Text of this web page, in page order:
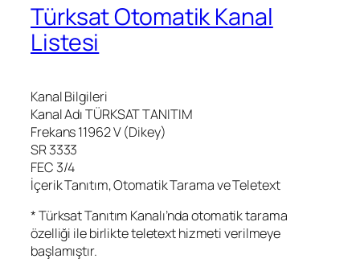
Türksat Otomatik Kanal
Listesi
Kanal Bilgileri
Kanal Adı TÜRKSAT TANITIM
Frekans 11962 V (Dikey)
SR 3333
FEC 3/4
İçerik Tanıtım, Otomatik Tarama ve Teletext
* Türksat Tanıtım Kanalı’nda otomatik tarama
özelliği ile birlikte teletext hizmeti verilmeye
başlamıştır.